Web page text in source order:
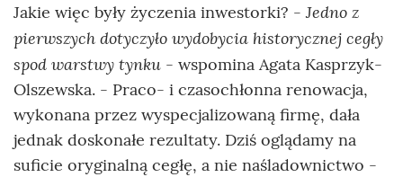
Jakie więc były życzenia inwestorki? - Jedno z
pierwszych dotyczyło wydobycia historycznej cegły
spod warstwy tynku - wspomina Agata Kasprzyk-
Olszewska. - Praco- i czasochłonna renowacja,
wykonana przez wyspecjalizowaną firmę, dała
jednak doskonałe rezultaty. Dziś oglądamy na
suficie oryginalną cegłę, a nie naśladownictwo -